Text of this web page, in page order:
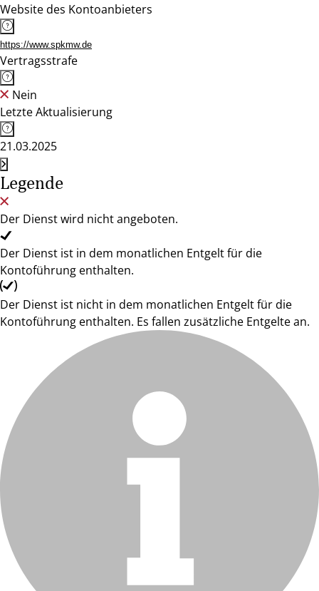
Website des Kontoanbieters
https://www.spkmw.de
Vertragsstrafe
Nein
Letzte Aktualisierung
21.03.2025
Legende
Der Dienst wird nicht angeboten.
Der Dienst ist in dem monatlichen Entgelt für die
Kontoführung enthalten.
Der Dienst ist nicht in dem monatlichen Entgelt für die
Kontoführung enthalten. Es fallen zusätzliche Entgelte an.